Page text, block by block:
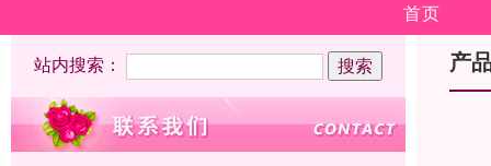
首页
站内搜索： 产